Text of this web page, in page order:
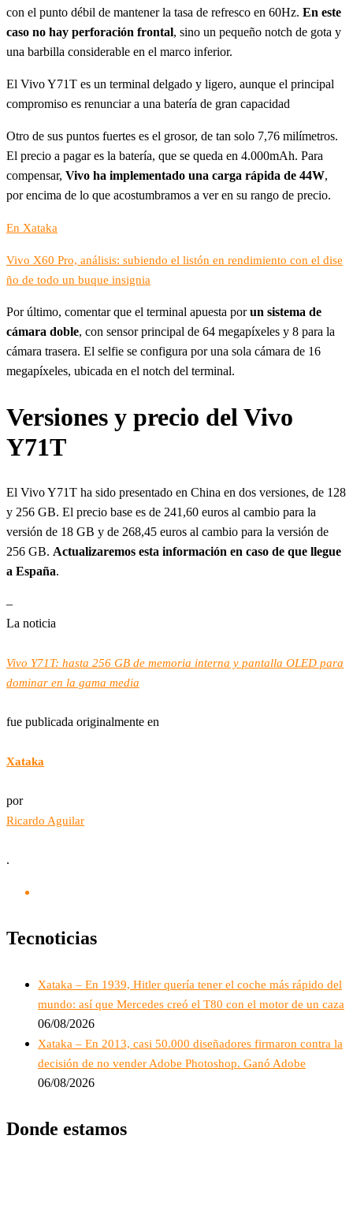
con el punto débil de mantener la tasa de refresco en 60Hz. En este
caso no hay perforación frontal, sino un pequeño notch de gota y
una barbilla considerable en el marco inferior.
El Vivo Y71T es un terminal delgado y ligero, aunque el principal
compromiso es renunciar a una batería de gran capacidad
Otro de sus puntos fuertes es el grosor, de tan solo 7,76 milímetros.
El precio a pagar es la batería, que se queda en 4.000mAh. Para
compensar, Vivo ha implementado una carga rápida de 44W,
por encima de lo que acostumbramos a ver en su rango de precio.
En Xataka
Vivo X60 Pro, análisis: subiendo el listón en rendimiento con el dise
ño de todo un buque insignia
Por último, comentar que el terminal apuesta porun sistema de
cámara doble, con sensor principal de 64 megapíxeles y 8 para la
cámara trasera. El selfie se configura por una sola cámara de 16
megapíxeles, ubicada en el notch del terminal.
Versiones y precio del Vivo
Y71T
El Vivo Y71T ha sido presentado en China en dos versiones, de 128
y 256 GB. El precio base es de 241,60 euros al cambio para la
versión de 18 GB y de 268,45 euros al cambio para la versión de
256 GB. Actualizaremos esta información en caso de que llegue
a España.
–
La noticia
Vivo Y71T: hasta 256 GB de memoria interna y pantalla OLED para
dominar en la gama media
fue publicada originalmente en
Xataka
por
Ricardo Aguilar
.
Tecnoticias
Xataka – En 1939, Hitler quería tener el coche más rápido del
mundo: así que Mercedes creó el T80 con el motor de un caza
06/08/2026
Xataka – En 2013, casi 50.000 diseñadores firmaron contra la
decisión de no vender Adobe Photoshop. Ganó Adobe
06/08/2026
Donde estamos